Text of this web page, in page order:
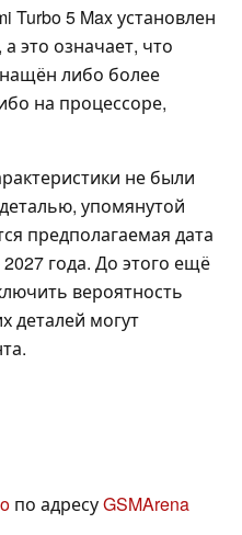
Turbo 5 Max установлен
, а это означает, что
либо более
на процессоре,
не были
упомянутой
предполагаемая дата
года. До этого ещё
вероятность
деталей могут
по адресуGSMArena